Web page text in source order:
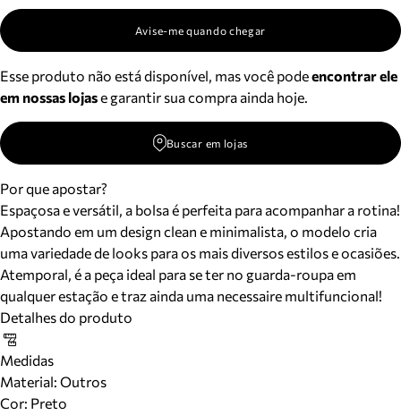
Avise-me quando chegar
Esse produto não está disponível, mas você podeencontrar ele
em nossas lojase garantir sua compra ainda hoje.
Buscar em lojas
Por que apostar?
Espaçosa e versátil, a bolsa é perfeita para acompanhar a rotina!
Apostando em um design clean e minimalista, o modelo cria
uma variedade de looks para os mais diversos estilos e ocasiões.
Atemporal, é a peça ideal para se ter no guarda-roupa em
qualquer estação e traz ainda uma necessaire multifuncional!
Detalhes do produto
Medidas
Material: Outros
Cor: Preto